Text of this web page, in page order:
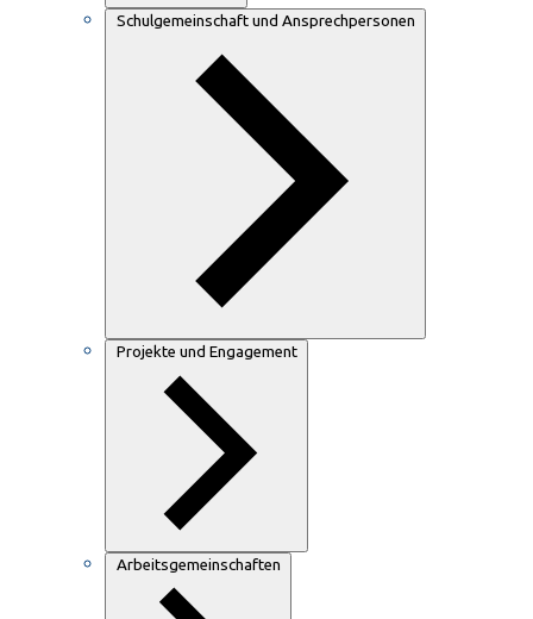
Schulgemeinschaft und Ansprechpersonen
Projekte und Engagement
Arbeitsgemeinschaften